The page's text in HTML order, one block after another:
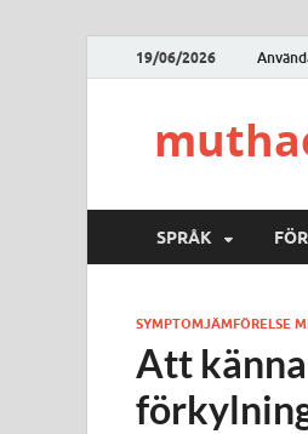
19/06/2026
SPRÅK
SYMPTOMJÄMFÖRELSE
Att